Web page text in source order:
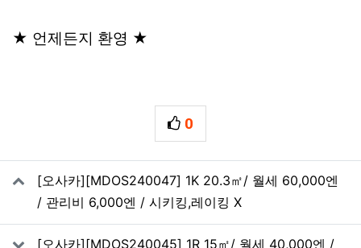
★ 언제든지 환영 ★
0
추천
관련자료
[오사카][MDOS240047] 1K 20.3㎡/ 월세 60,000엔
/ 관리비 6,000엔 / 시키킹,레이킹 X
[오사카][MDOS240045] 1R 15㎡/ 월세 40,000엔 /